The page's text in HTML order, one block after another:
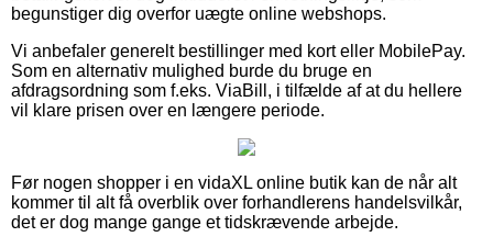
begunstiger dig overfor uægte online webshops.
Vi anbefaler generelt bestillinger med kort eller MobilePay.
Som en alternativ mulighed burde du bruge en
afdragsordning som f.eks. ViaBill, i tilfælde af at du hellere
vil klare prisen over en længere periode.
Før nogen shopper i en vidaXL online butik kan de når alt
kommer til alt få overblik over forhandlerens handelsvilkår,
det er dog mange gange et tidskrævende arbejde.